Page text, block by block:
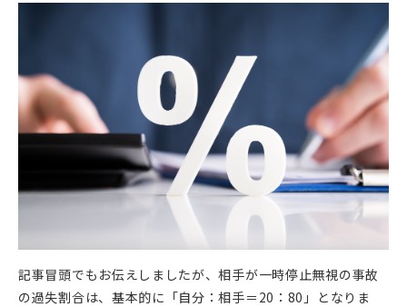
記事冒頭でもお伝えしましたが、相手が一時停止無視の事故
の過失割合は、基本的に「自分：相手＝20：80」となりま